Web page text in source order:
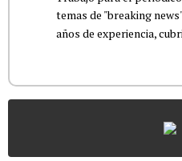
temas de "breaking
años de experiencia,